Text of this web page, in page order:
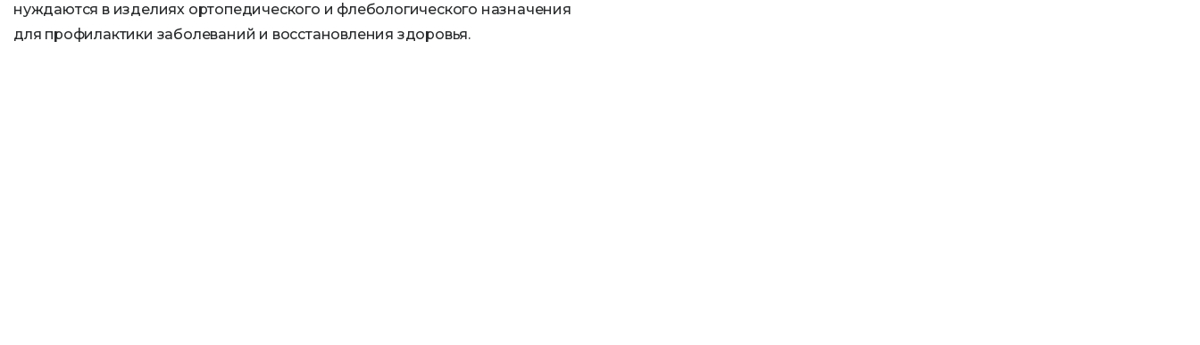
нуждаются в изделиях ортопедического и флебологического назначения
для профилактики заболеваний и восстановления здоровья.